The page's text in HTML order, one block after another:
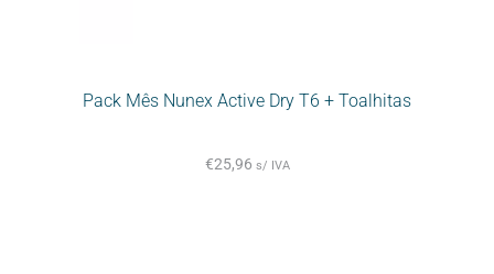
Pack Mês Nunex Active Dry T6 + Toalhitas
€25,96 s/ IVA